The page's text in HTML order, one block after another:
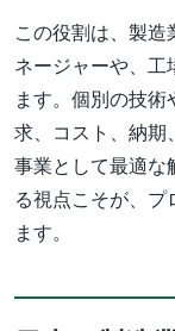
この役割は、製
ネージャーや、工
ます。個別の技
求、コスト、納期
事業として最適な
る視点こそが、プ
ます。